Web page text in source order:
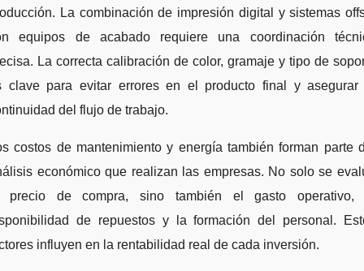
La combinación de impresión digital y sistemas
equipos de acabado requiere una coordinación
La correcta calibración de color, gramaje y tipo de
clave para evitar errores en el producto final y asegurar
del flujo de trabajo.
costos de mantenimiento y energía también forman parte
económico que realizan las empresas. No solo se
precio de compra, sino también el gasto operativo,
de repuestos y la formación del personal.
influyen en la rentabilidad real de cada inversión.